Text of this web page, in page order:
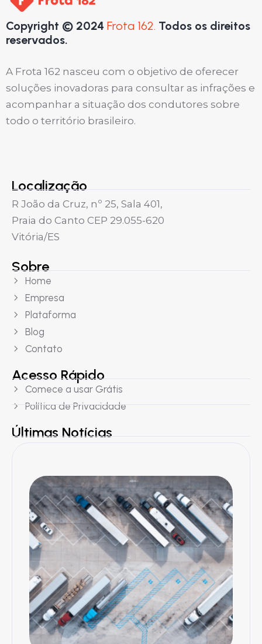
Copyright © 2024 Frota 162. Todos os direitos
reservados.
A Frota 162 nasceu com o objetivo de oferecer
soluções inovadoras para consultar as infrações e
acompanhar a situação dos condutores sobre
todo o território brasileiro.
Localização
R João da Cruz, nº 25, Sala 401,
Praia do Canto CEP 29.055-620
Vitória/ES
Sobre
Home
Empresa
Plataforma
Blog
Contato
Acesso Rápido
Comece a usar Grátis
Política de Privacidade
Últimas Notícias